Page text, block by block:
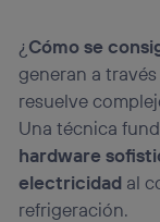
¿ Cómo se
generan a
resuelve
Una técnica
hardware
electricidad al
refrigeración.